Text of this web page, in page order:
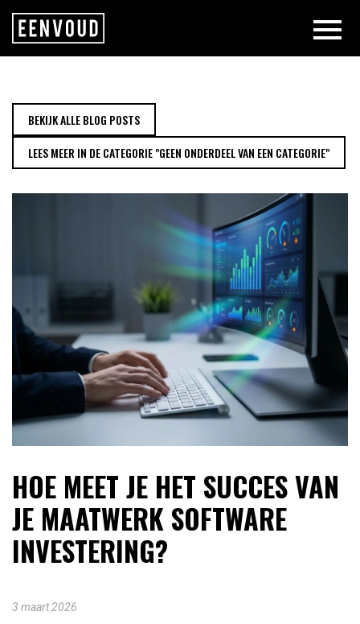
HOE MEET JE HET SUCCES VAN
BEKIJK ALLE BLOG POSTS
LEES MEER IN DE CATEGORIE "GEEN ONDERDEEL VAN EEN CATEGORIE"
HOE MEET JE HET SUCCES VAN
JE MAATWERK SOFTWARE
INVESTERING?
3 maart 2026